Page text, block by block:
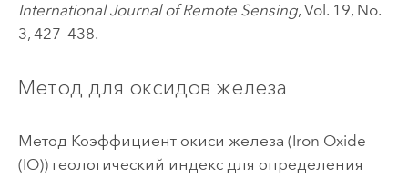
International Journal of Remote Sensing, Vol. 19, No.
3, 427–438.
Метод для оксидов железа
Метод Коэффициент окиси железа (Iron Oxide
(IO)) геологический индекс для определения